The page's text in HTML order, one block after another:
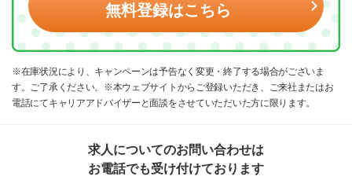
無料登録はこちら
※在庫状況により、キャンペーンは予告なく変更・終了する場合がございま
す。ご了承ください。※本ウェブサイトからご登録いただき、ご来社またはお
電話にてキャリアアドバイザーと面談をさせていただいた方に限ります。
求人についてのお問い合わせは
お電話でも受け付けております